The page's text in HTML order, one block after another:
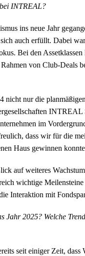
INTREAL?
ins neue Jahr
auch erfüllt. Dabei
Bei den
von Club-Deals
nur die
im
dass wir für die
Haus gewinnen
auf weiteres
wichtige
Interaktion mit
2025? Welche
seit einiger Zeit, dass